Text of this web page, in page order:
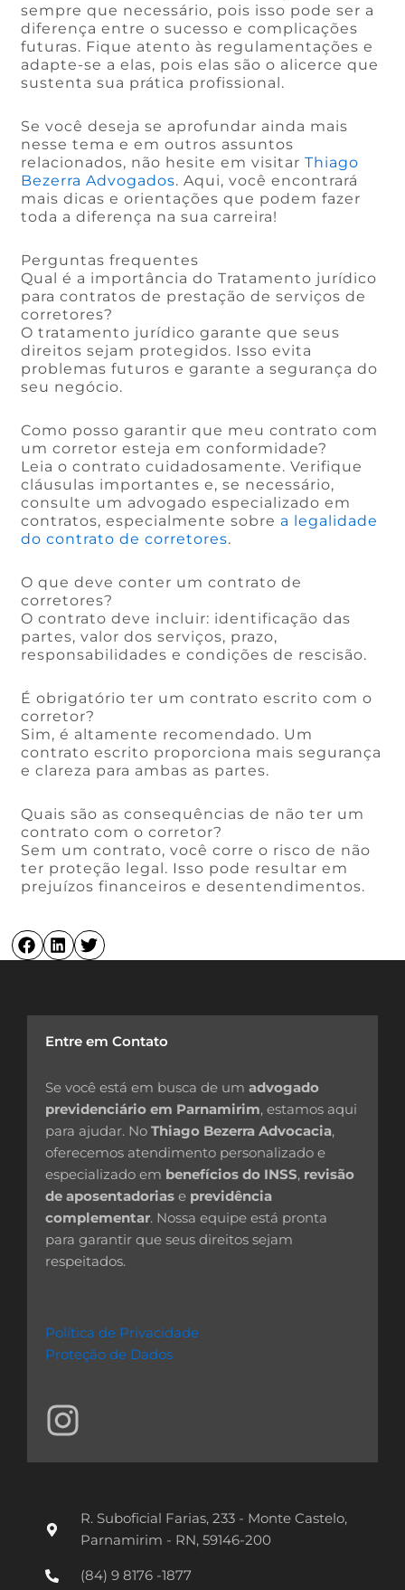
sempre que necessário, pois isso pode ser a
diferença entre o sucesso e complicações
futuras. Fique atento às regulamentações e
adapte-se a elas, pois elas são o alicerce que
sustenta sua prática profissional.
Se você deseja se aprofundar ainda mais
nesse tema e em outros assuntos
relacionados, não hesite em visitarThiago
Bezerra Advogados. Aqui, você encontrará
mais dicas e orientações que podem fazer
toda a diferença na sua carreira!
Perguntas frequentes
Qual é a importância do Tratamento jurídico
para contratos de prestação de serviços de
corretores?
O tratamento jurídico garante que seus
direitos sejam protegidos. Isso evita
problemas futuros e garante a segurança do
seu negócio.
Como posso garantir que meu contrato com
um corretor esteja em conformidade?
Leia o contrato cuidadosamente. Verifique
cláusulas importantes e, se necessário,
consulte um advogado especializado em
contratos, especialmente sobre a legalidade
do contrato de corretores.
O que deve conter um contrato de
corretores?
O contrato deve incluir: identificação das
partes, valor dos serviços, prazo,
responsabilidades e condições de rescisão.
É obrigatório ter um contrato escrito com o
corretor?
Sim, é altamente recomendado. Um
contrato escrito proporciona mais segurança
e clareza para ambas as partes.
Quais são as consequências de não ter um
contrato com o corretor?
Sem um contrato, você corre o risco de não
ter proteção legal. Isso pode resultar em
prejuízos financeiros e desentendimentos.
Entre em Contato
Se você está em busca de um advogado
previdenciário em Parnamirim, estamos aqui
para ajudar. No Thiago Bezerra Advocacia,
oferecemos atendimento personalizado e
especializado em benefícios do INSS, revisão
de aposentadorias e previdência
complementar. Nossa equipe está pronta
para garantir que seus direitos sejam
respeitados.
Política de Privacidade
Proteção de Dados
I
n
s
R. Suboficial Farias, 233 - Monte Castelo,
Parnamirim - RN, 59146-200
(84) 9 8176 -1877